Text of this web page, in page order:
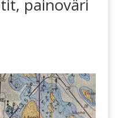
painoväri